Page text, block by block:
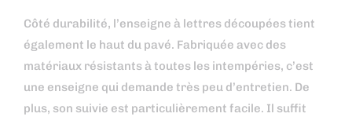
Côté durabilité, l’enseigne à lettres découpées tient
également le haut du pavé. Fabriquée avec des
matériaux résistants à toutes les intempéries, c’est
une enseigne qui demande très peu d’entretien. De
plus, son suivie est particulièrement facile. Il suffit